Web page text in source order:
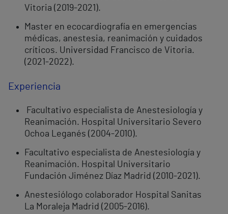
Vitoria (2019-2021).
Master en ecocardiografía en emergencias
médicas, anestesia, reanimación y cuidados
críticos. Universidad Francisco de Vitoria.
(2021-2022).
Experiencia
Facultativo especialista de Anestesiología y
Reanimación. Hospital Universitario Severo
Ochoa Leganés (2004-2010).
Facultativo especialista de Anestesiología y
Reanimación. Hospital Universitario
Fundación Jiménez Díaz Madrid (2010-2021).
Anestesiólogo colaborador Hospital Sanitas
La Moraleja Madrid (2005-2016).